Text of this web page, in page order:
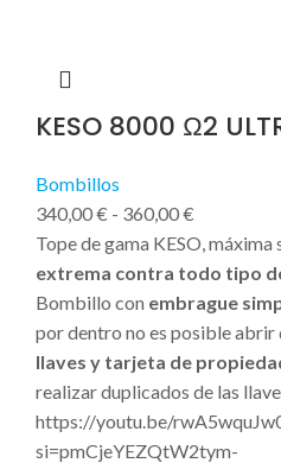
KESO 8000 Ω2
Bombillos
340,00€ - 360,00€
Tope de gama KESO, máxima
extrema contra todo tipo
Bombillo con embrague
por dentro no es posible abrir
llaves y tarjeta de
realizar duplicados de las
https://youtu.be/
si=pmCjeYEZQtW2tym-